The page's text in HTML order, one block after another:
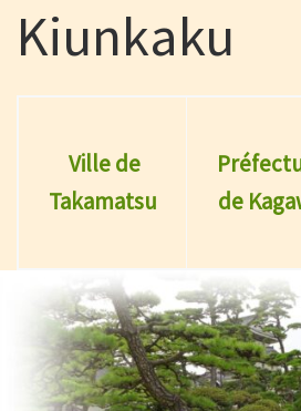
Kiunkaku
Ville de
Takamatsu
de